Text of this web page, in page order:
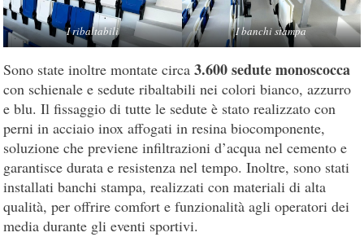
I ribaltabili I banchi stampa
Sono state inoltre montate circa3.600 sedute monoscocca
con schienale e sedute ribaltabili nei colori bianco, azzurro
e blu. Il fissaggio di tutte le sedute è stato realizzato con
perni in acciaio inox affogati in resina biocomponente,
soluzione che previene infiltrazioni d’acqua nel cemento e
garantisce durata e resistenza nel tempo. Inoltre, sono stati
installati banchi stampa, realizzati con materiali di alta
qualità, per offrire comfort e funzionalità agli operatori dei
media durante gli eventi sportivi.